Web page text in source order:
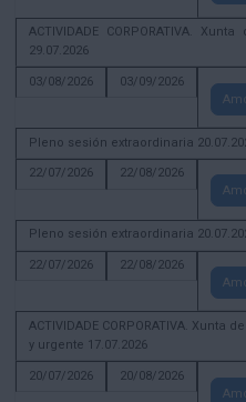
ACTIVIDADE CORPORATIVA.
29.07.2026
03/08/2026
03/09/2026
Pleno sesión extraordinaria
22/07/2026
22/08/2026
Pleno sesión extraordinaria
22/07/2026
22/08/2026
ACTIVIDADE CORPORATIVA.
y urgente 17.07.2026
20/07/2026
20/08/2026